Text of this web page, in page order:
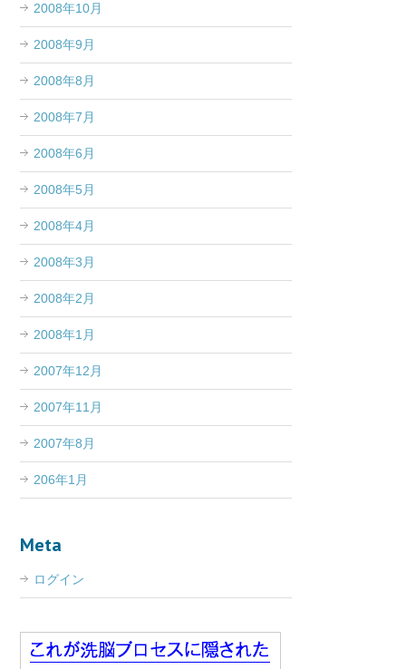
2008年10月
2008年9月
2008年8月
2008年7月
2008年6月
2008年5月
2008年4月
2008年3月
2008年2月
2008年1月
2007年12月
2007年11月
2007年8月
206年1月
Meta
ログイン